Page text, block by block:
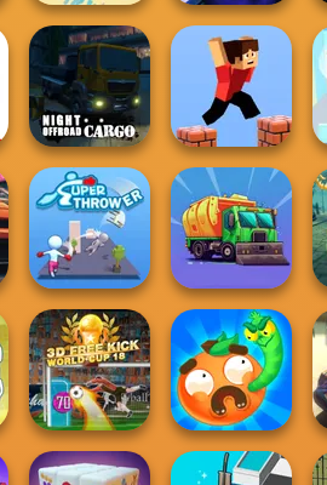
Bike Jump Cursed Dreams
Night OffRoad
Cargo
Parkour Block 3D
Super Thrower Eco Recycler